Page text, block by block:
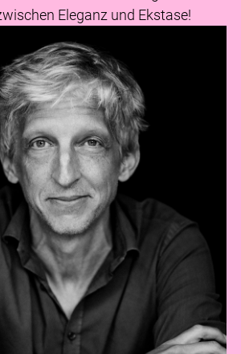
Eleganz und Ekstase!